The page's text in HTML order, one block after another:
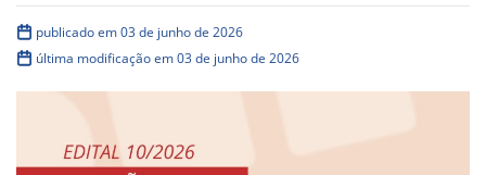
publicado em 03 de junho de 2026
última modificação em 03 de junho de 2026